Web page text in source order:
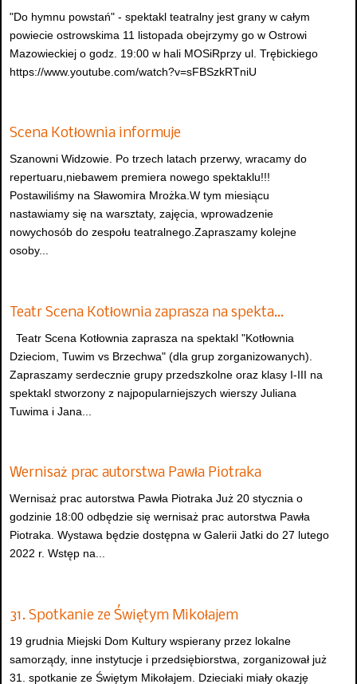
"Do hymnu powstań" - spektakl teatralny jest grany w całym
powiecie ostrowskima 11 listopada obejrzymy go w Ostrowi
Mazowieckiej o godz. 19:00 w hali MOSiRprzy ul. Trębickiego
https://www.youtube.com/watch?v=sFBSzkRTniU
Scena Kotłownia informuje
Szanowni Widzowie. Po trzech latach przerwy, wracamy do
repertuaru,niebawem premiera nowego spektaklu!!!
Postawiliśmy na Sławomira Mrożka.W tym miesiącu
nastawiamy się na warsztaty, zajęcia, wprowadzenie
nowychosób do zespołu teatralnego.Zapraszamy kolejne
osoby...
Teatr Scena Kotłownia zaprasza na spekta…
Teatr Scena Kotłownia zaprasza na spektakl "Kotłownia
Dzieciom, Tuwim vs Brzechwa" (dla grup zorganizowanych).
Zapraszamy serdecznie grupy przedszkolne oraz klasy I-III na
spektakl stworzony z najpopularniejszych wierszy Juliana
Tuwima i Jana...
Wernisaż prac autorstwa Pawła Piotraka
Wernisaż prac autorstwa Pawła Piotraka Już 20 stycznia o
godzinie 18:00 odbędzie się wernisaż prac autorstwa Pawła
Piotraka. Wystawa będzie dostępna w Galerii Jatki do 27 lutego
2022 r. Wstęp na...
31. Spotkanie ze Świętym Mikołajem
19 grudnia Miejski Dom Kultury wspierany przez lokalne
samorządy, inne instytucje i przedsiębiorstwa, zorganizował już
31. spotkanie ze Świętym Mikołajem. Dzieciaki miały okazję